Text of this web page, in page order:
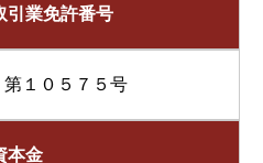
引業免許番号
１０５７５号
本金